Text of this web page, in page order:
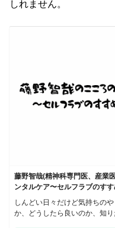
しれません。
藤野智哉(精神科専門医、産業
ンタルケア〜セルフラブのす
しんどい日々だけど気持ちの
か、どうしたら良いのか、知